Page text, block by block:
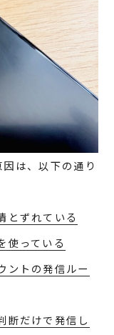
は、以下の通り
とずれている
使っている
ントの発信ルー
断だけで発信し